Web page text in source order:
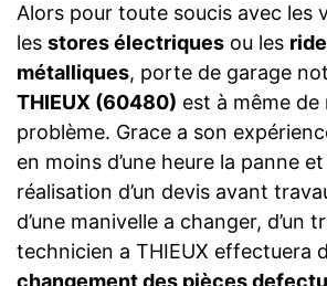
Alors pour toute soucis avec les
les stores électriques ou les
métalliques, porte de garage
THIEUX (60480) est à même
problème. Grace a son
en moins d’une heure la panne
réalisation d’un devis avant
d’une manivelle a changer, d’un
technicien a THIEUX effectuera
changement des pièces